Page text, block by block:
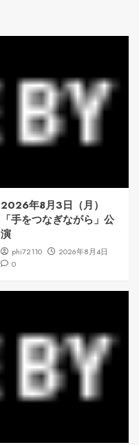
2026年8月3日（月）
「手をつなぎながら」公
演
phi72110
2026年8月4日
0